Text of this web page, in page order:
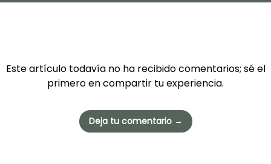
Este artículo todavía no ha recibido comentarios; sé el
primero en compartir tu experiencia.
Deja tu comentario →